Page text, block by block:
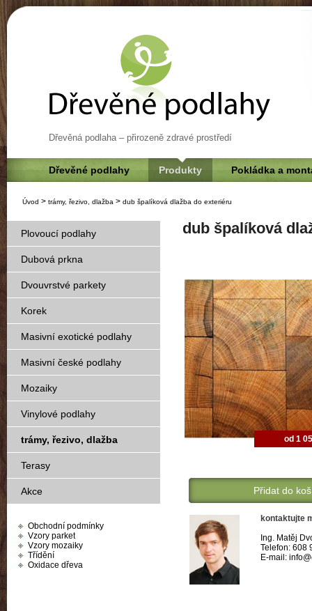
Dřevěná podlaha – přirozeně zdravé prostředí
Dřevěné podlahy Produkty Pokládka a
Úvod > trámy, řezivo, dlažba > dub špalíková dlažba do exteriéru
Plovoucí podlahy
Dubová prkna
Dvouvrstvé parkety
Korek
Masivní exotické podlahy
Masivní české podlahy
Mozaiky
Vinylové podlahy
trámy, řezivo, dlažba
Terasy
Akce
Obchodní podmínky
Vzory parket
Vzory mozaiky
Třídění
Oxidace dřeva
dub špalíková
od 1
Přidat do
kontaktujte
Ing. Matěj
Telefon: 608
E-mail: